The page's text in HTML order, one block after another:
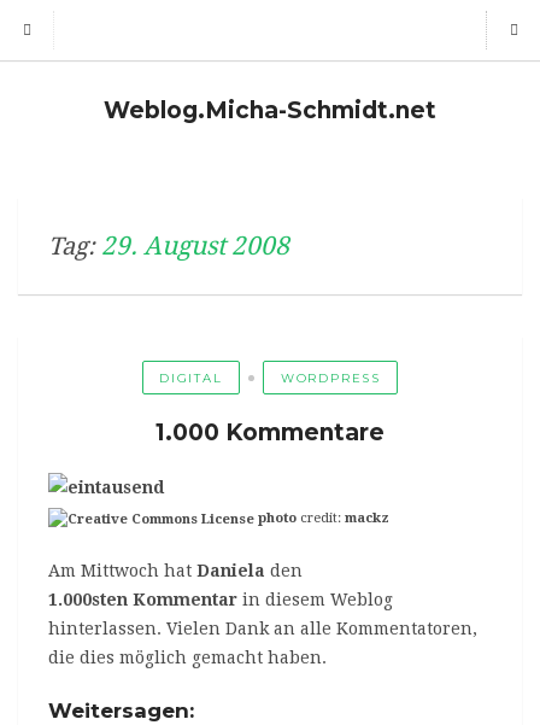
Weblog.Micha-Schmidt.net
Tag: 29. August 2008
DIGITAL WORDPRESS
1.000 Kommentare
photo credit: mackz
Am Mittwoch hat Daniela den
1.000sten Kommentar in diesem Weblog
hinterlassen. Vielen Dank an alle Kommentatoren,
die dies möglich gemacht haben.
Weitersagen: